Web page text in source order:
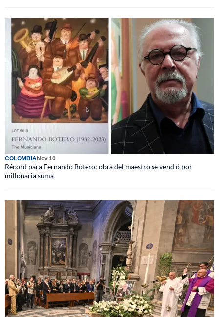
COLOMBIANov 10
Récord para Fernando Botero: obra del maestro se vendió por
millonaria suma